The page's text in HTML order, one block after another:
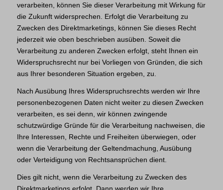
verarbeiten, können Sie dieser Verarbeitung mit Wirkung für
die Zukunft widersprechen. Erfolgt die Verarbeitung zu
Zwecken des Direktmarketings, können Sie dieses Recht
jederzeit wie oben beschrieben ausüben. Soweit die
Verarbeitung zu anderen Zwecken erfolgt, steht Ihnen ein
Widerspruchsrecht nur bei Vorliegen von Gründen, die sich
aus Ihrer besonderen Situation ergeben, zu.
Nach Ausübung Ihres Widerspruchsrechts werden wir Ihre
personenbezogenen Daten nicht weiter zu diesen Zwecken
verarbeiten, es sei denn, wir können zwingende
schutzwürdige Gründe für die Verarbeitung nachweisen, die
Ihre Interessen, Rechte und Freiheiten überwiegen, oder
wenn die Verarbeitung der Geltendmachung, Ausübung
oder Verteidigung von Rechtsansprüchen dient.
Dies gilt nicht, wenn die Verarbeitung zu Zwecken des
Direktmarketings erfolgt. Dann werden wir Ihre